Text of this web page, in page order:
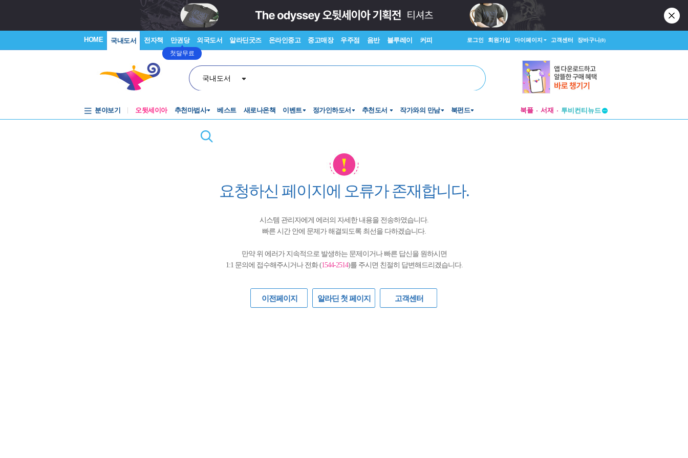
HOME 국내도서 전자책 만권당
첫달무료
외국도서 알라딘굿즈 온라인중고 중고매장 우주점 음반 블루레이 커피 로그인 회원가입 마이페이지 고객센터 장바구니(0)
국내도서
분야보기 오뒷세이아 추천마법사 베스트 새로나온책 이벤트 정가인하도서 추천도서 작가와의 만남 북펀드 북플 서재
투비컨티뉴드
요청하신 페이지에 오류가 존재합니다.
시스템 관리자에게 에러의 자세한 내용을 전송하였습니다.
빠른 시간 안에 문제가 해결되도록 최선을 다하겠습니다.
만약 위 에러가 지속적으로 발생하는 문제이거나 빠른 답신을 원하시면
1:1 문의에 접수해주시거나 전화 (1544-2514)를 주시면 친절히 답변해드리겠습니다.
이전페이지 알라딘 첫 페이지 고객센터